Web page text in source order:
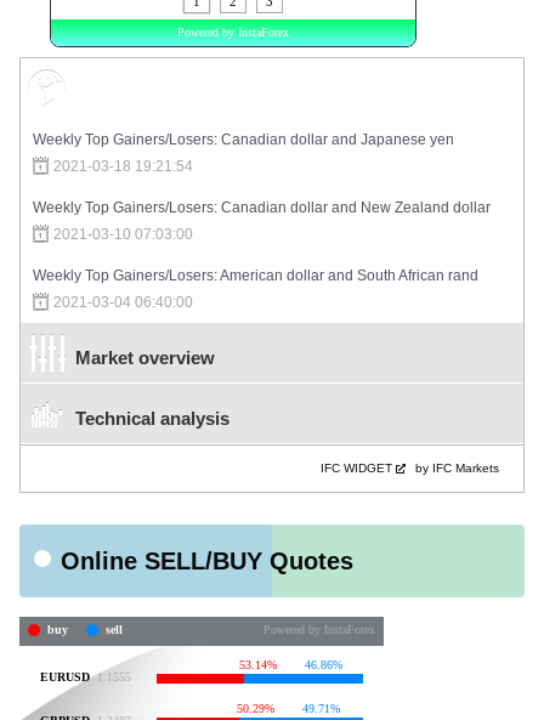
Weekly Top Gainers/Losers: Canadian dollar and Japanese yen
2021-03-18 19:21:54
Weekly Top Gainers/Losers: Canadian dollar and New Zealand dollar
2021-03-10 07:03:00
Weekly Top Gainers/Losers: American dollar and South African rand
2021-03-04 06:40:00
Market overview
Technical analysis
IFC WIDGET by IFC Markets
Online SELL/BUY Quotes